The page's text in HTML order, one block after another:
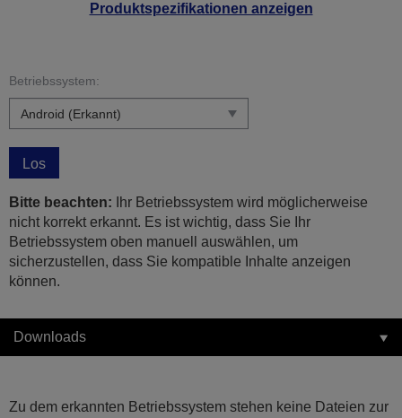
Produktspezifikationen anzeigen
Betriebssystem:
Los
Bitte beachten: Ihr Betriebssystem wird möglicherweise
nicht korrekt erkannt. Es ist wichtig, dass Sie Ihr
Betriebssystem oben manuell auswählen, um
sicherzustellen, dass Sie kompatible Inhalte anzeigen
können.
Downloads
Zu dem erkannten Betriebssystem stehen keine Dateien zur